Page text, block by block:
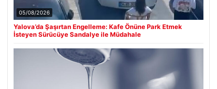
05/08/2026
Yalova’da Şaşırtan Engelleme: Kafe Önüne Park Etmek
İsteyen Sürücüye Sandalye ile Müdahale